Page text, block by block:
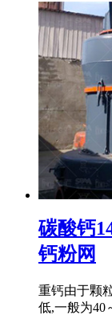
碳酸钙
钙粉网
重钙由于颗
低,一般为40